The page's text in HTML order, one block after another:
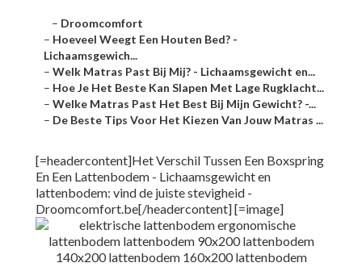
– Droomcomfort
– Hoeveel Weegt Een Houten Bed? -
Lichaamsgewich...
– Welk Matras Past Bij Mij? - Lichaamsgewicht en...
– Hoe Je Het Beste Kan Slapen Met Lage Rugklacht...
– Welke Matras Past Het Best Bij Mijn Gewicht? -...
– De Beste Tips Voor Het Kiezen Van Jouw Matras ...
[=headercontent]Het Verschil Tussen Een Boxspring
En Een Lattenbodem - Lichaamsgewicht en
lattenbodem: vind de juiste stevigheid -
Droomcomfort.be[/headercontent] [=image]